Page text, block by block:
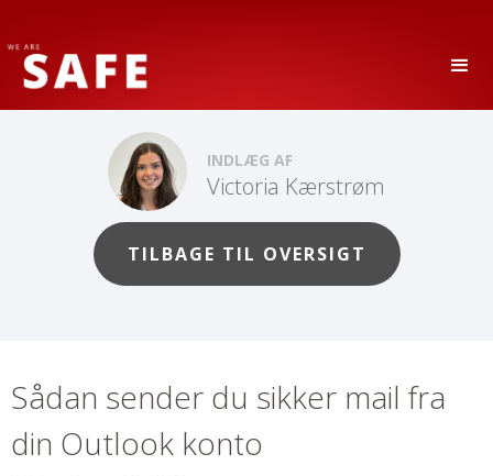
INDLÆG AF
Victoria Kærstrøm
TILBAGE TIL OVERSIGT
Sådan sender du sikker mail fra
din Outlook konto